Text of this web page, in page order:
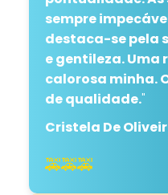
sempre
destaca-se pela
e gentileza. Uma
calorosa minha.
de qualidade."
Cristela De
🚕🚕🚕